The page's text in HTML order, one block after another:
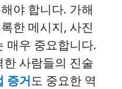
야 합니다. 가해
한 메시지, 사진
매우 중요합니다.
사람들의 진술
증거도 중요한 역